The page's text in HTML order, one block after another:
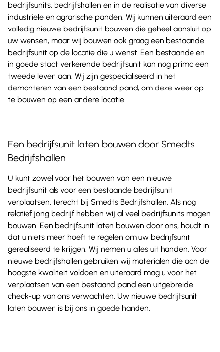
bedrijfsunits, bedrijfshallen en in de realisatie van diverse
industriële en agrarische panden. Wij kunnen uiteraard een
volledig nieuwe bedrijfsunit bouwen die geheel aansluit op
uw wensen, maar wij bouwen ook graag een bestaande
bedrijfsunit op de locatie die u wenst. Een bestaande en
in goede staat verkerende bedrijfsunit kan nog prima een
tweede leven aan. Wij zijn gespecialiseerd in het
demonteren van een bestaand pand, om deze weer op
te bouwen op een andere locatie.
Een bedrijfsunit laten bouwen door Smedts
Bedrijfshallen
U kunt zowel voor het bouwen van een nieuwe
bedrijfsunit als voor een bestaande bedrijfsunit
verplaatsen, terecht bij Smedts Bedrijfshallen. Als nog
relatief jong bedrijf hebben wij al veel bedrijfsunits mogen
bouwen. Een bedrijfsunit laten bouwen door ons, houdt in
dat u niets meer hoeft te regelen om uw bedrijfsunit
gerealiseerd te krijgen. Wij nemen u alles uit handen. Voor
nieuwe bedrijfshallen gebruiken wij materialen die aan de
hoogste kwaliteit voldoen en uiteraard mag u voor het
verplaatsen van een bestaand pand een uitgebreide
check-up van ons verwachten. Uw nieuwe bedrijfsunit
laten bouwen is bij ons in goede handen.